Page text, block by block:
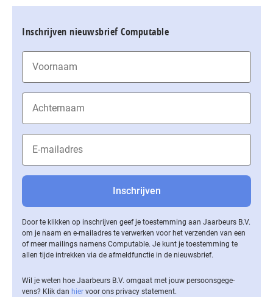
Inschrijven nieuwsbrief Computable
Door te klikken op inschrijven geef je toestemming aan Jaarbeurs B.V.
om je naam en e-mailadres te verwerken voor het verzenden van een
of meer mailings namens Computable. Je kunt je toestemming te
allen tijde intrekken via de af­meld­func­tie in de nieuwsbrief.
Wil je weten hoe Jaarbeurs B.V. omgaat met jouw per­soons­ge­ge­
vens? Klik dan hier voor ons privacy statement.